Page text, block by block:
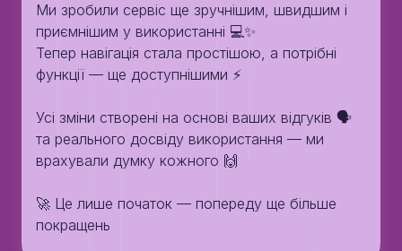
Ми зробили сервіс ще зручнішим, швидшим і
приємнішим у використанні 💻✨
Тепер навігація стала простішою, а потрібні
функції — ще доступнішими ⚡
Усі зміни створені на основі ваших відгуків 🗣️
та реального досвіду використання — ми
врахували думку кожного 🙌
🚀 Це лише початок — попереду ще більше
покращень